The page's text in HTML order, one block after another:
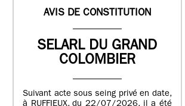
AVIS DE CONSTITUTION
SELARL DU GRAND
COLOMBIER
Suivant acte sous seing privé en date,